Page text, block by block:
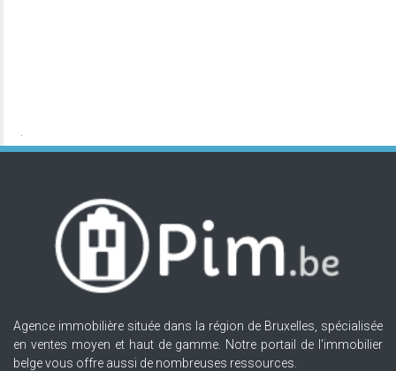
Agence immobilière située dans la région de Bruxelles, spécialisée
en ventes moyen et haut de gamme. Notre portail de l'immobilier
belge vous offre aussi de nombreuses ressources.